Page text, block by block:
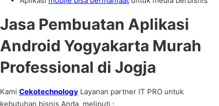
Jasa Pembuatan Aplikasi
Android Yogyakarta Murah
Professional di Jogja
Kami Cekotechnology Layanan partner IT PRO untuk
kebutuhan bisnis Anda, meliputi :